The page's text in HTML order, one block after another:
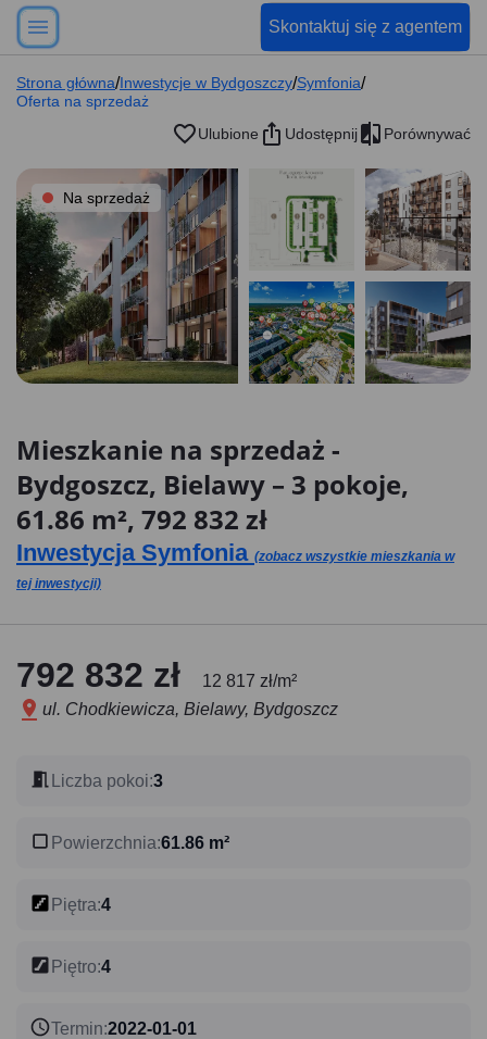
Skontaktuj się z agentem
Strona główna/Inwestycje w Bydgoszczy/Symfonia/
Oferta na sprzedaż
Ulubione
Udostępnij Porównywać
Na sprzedaż
Mieszkanie na sprzedaż -
Bydgoszcz, Bielawy – 3 pokoje,
61.86 m², 792 832 zł
Inwestycja Symfonia (zobacz wszystkie mieszkania w
tej inwestycji)
792 832 zł
12 817 zł/m²
ul. Chodkiewicza, Bielawy, Bydgoszcz
Liczba pokoi:3
Powierzchnia:61.86 m²
Piętra:4
Piętro:4
Termin:2022-01-01